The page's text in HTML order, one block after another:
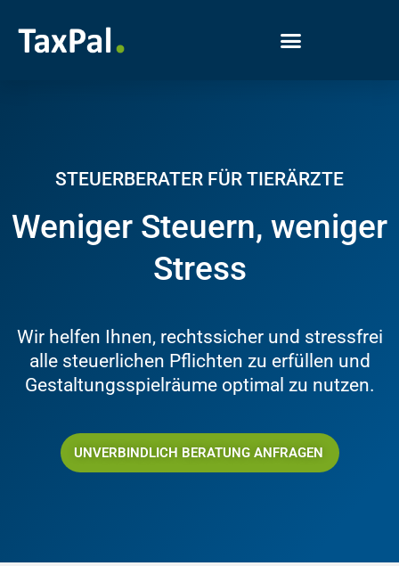
STEUERBERATER FÜR TIERÄRZTE
Weniger Steuern, weniger
Stress
Wir helfen Ihnen, rechtssicher und stressfrei
alle steuerlichen Pflichten zu erfüllen und
Gestaltungsspielräume optimal zu nutzen.
UNVERBINDLICH BERATUNG ANFRAGEN